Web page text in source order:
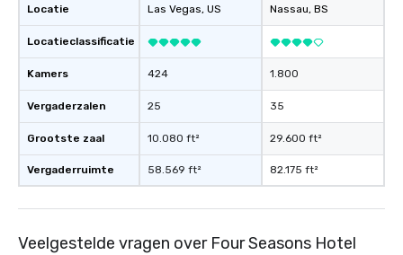
Locatie
Locatieclassificatie
Kamers
Vergaderzalen
Grootste zaal
Vergaderruimte
Las Vegas, US
424
25
10.080 ft²
58.569 ft²
Nassau, BS
1.800
35
29.600 ft²
82.175 ft²
Veelgestelde vragen over Four Seasons Hotel